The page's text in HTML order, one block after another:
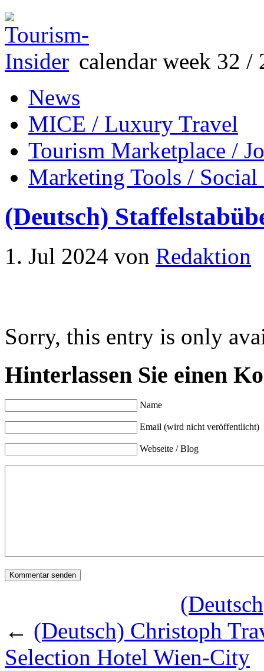
calendar week 32 /
News
MICE / Luxury Travel
Tourism Marketplace /
Marketing Tools /
(Deutsch)
1. Jul 2024 von Redaktion
Sorry, this entry is only
Hinterlassen Sie einen
Name
Email (wird nicht veröffentlicht)
Webseite / Blog
← (Deutsch) Christoph
Selection Hotel Wien-City